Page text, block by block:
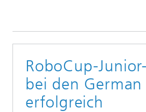
RoboCup-
bei den German
erfolgreich